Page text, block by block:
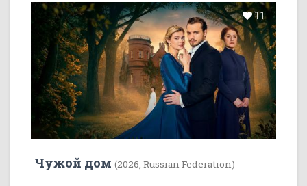
11
Чужой дом (2026, Russian Federation)